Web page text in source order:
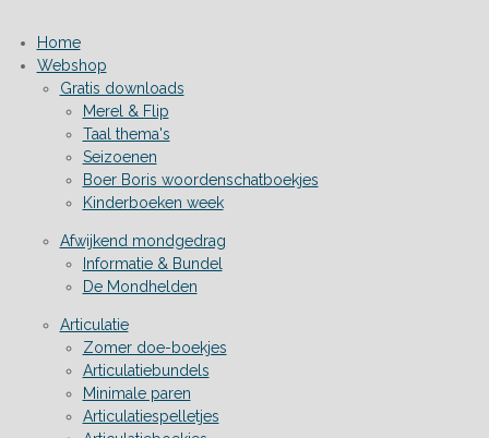
Home
Webshop
Gratis downloads
Merel & Flip
Taal thema's
Seizoenen
Boer Boris woordenschatboekjes
Kinderboeken week
Afwijkend mondgedrag
Informatie & Bundel
De Mondhelden
Articulatie
Zomer doe-boekjes
Articulatiebundels
Minimale paren
Articulatiespelletjes